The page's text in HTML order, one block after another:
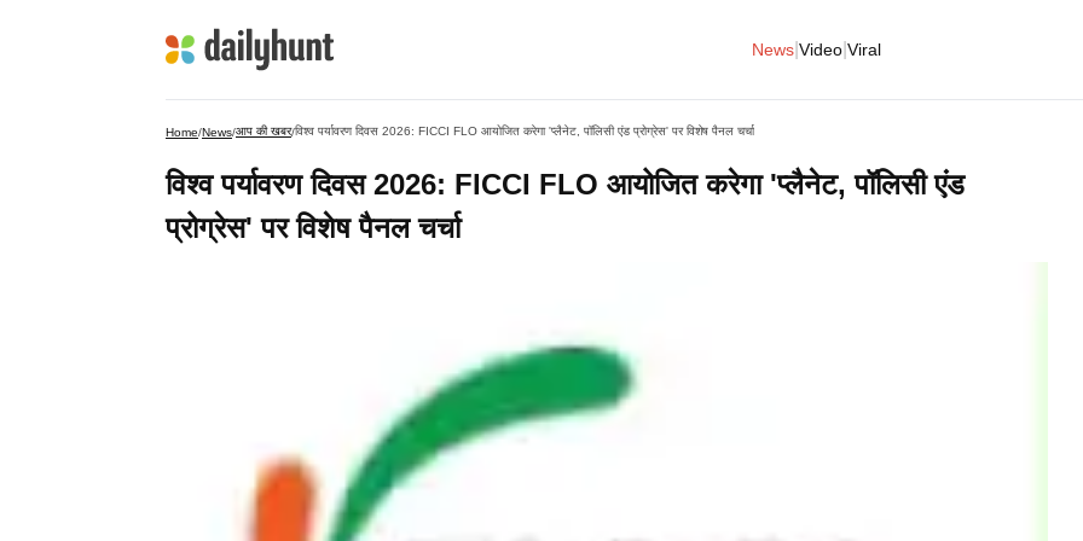
News Video Viral
Home/News/आप की खबर/विश्व पर्यावरण दिवस 2026: FICCI FLO आयोजित करेगा 'प्लैनेट, पॉलिसी एंड प्रोग्रेस' पर विशेष पैनल चर्चा
विश्व पर्यावरण दिवस 2026: FICCI FLO आयोजित करेगा 'प्लैनेट, पॉलिसी एंड
प्रोग्रेस' पर विशेष पैनल चर्चा